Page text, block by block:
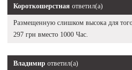
Короткошерстная ответил(а)
Размещенную слишком высока для
297 грн вместо 1000 Час.
Владимир ответил(а)